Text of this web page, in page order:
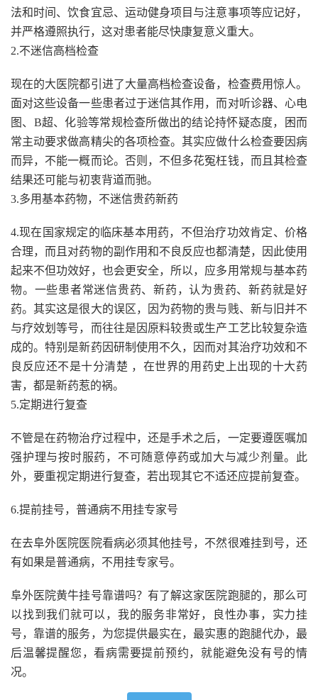
法和时间、饮食宜忌、运动健身项目与注意事项等应记好，
并严格遵照执行，这对患者能尽快康复意义重大。
2.不迷信高档检查
现在的大医院都引进了大量高档检查设备，检查费用惊人。
面对这些设备一些患者过于迷信其作用，而对听诊器、心电
图、B超、化验等常规检查所做出的结论持怀疑态度，困而
常主动要求做高精尖的各项检查。其实应做什么检查要因病
而异，不能一概而论。否则，不但多花冤枉钱，而且其检查
结果还可能与初衷背道而驰。
3.多用基本药物，不迷信贵药新药
4.现在国家规定的临床基本用药，不但治疗功效肯定、价格
合理，而且对药物的副作用和不良反应也都清楚，因此使用
起来不但功效好，也会更安全，所以，应多用常规与基本药
物。一些患者常迷信贵药、新药，认为贵药、新药就是好
药。其实这是很大的误区，因为药物的贵与贱、新与旧并不
与疗效划等号，而往往是因原料较贵或生产工艺比较复杂造
成的。特别是新药因研制使用不久，因而对其治疗功效和不
良反应还不是十分清楚 ，在世界的用药史上出现的十大药
害，都是新药惹的祸。
5.定期进行复查
不管是在药物治疗过程中，还是手术之后，一定要遵医嘱加
强护理与按时服药，不可随意停药或加大与减少剂量。此
外，要重视定期进行复查，若出现其它不适还应提前复查。
6.提前挂号，普通病不用挂专家号
在去阜外医院医院看病必须其他挂号，不然很难挂到号，还
有如果是普通病，不用挂专家号。
阜外医院黄牛挂号靠谱吗？有了解这家医院跑腿的，那么可
以找到我们就可以，我的服务非常好，良性办事，实力挂
号，靠谱的服务，为您提供最实在，最实惠的跑腿代办，最
后温馨提醒您，看病需要提前预约，就能避免没有号的情
况。